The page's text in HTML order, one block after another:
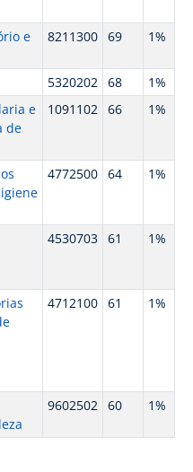
e
8211300 69 1%
5320202 68
1%
e
de
1091102 66 1%
4772500 64 1%
4530703 61 1%
4712100 61 1%
9602502 60 1%